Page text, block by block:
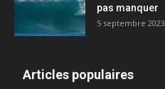
pas manquer
5 septembre 2023
Articles populaires